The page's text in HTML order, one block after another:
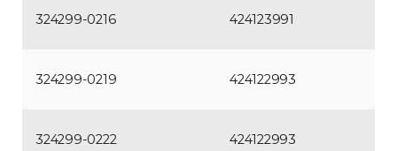
324299-0216 424123991
324299-0219 424122993
324299-0222 424122993